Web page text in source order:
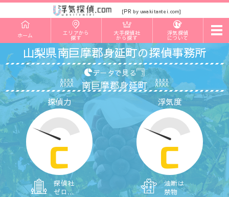
[PR by uwakitantei.com]
ホーム エリアから
探す
大手探偵社
から探す
浮気探偵
について
t
o
g
v
a
t
i
n
山梨県南巨摩郡身延町の探偵事務所
探偵力
C
探偵社
ゼロ…
浮気度
C
油断は
禁物
データで見る
南巨摩郡身延町